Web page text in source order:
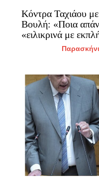
Κόντρα Ταχιάου
Βουλή: «Ποια
«ειλικρινά με